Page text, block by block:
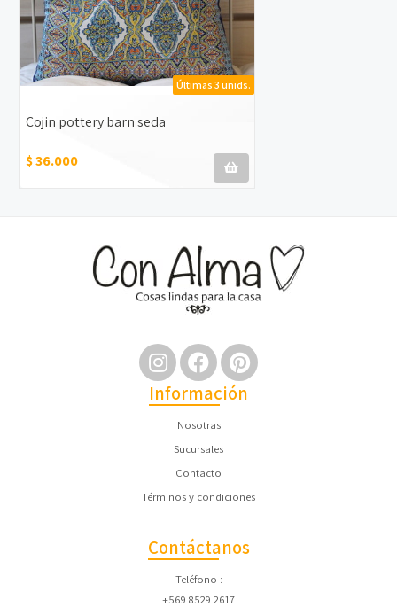
Últimas 3 unids.
Cojin pottery barn seda
$ 36.000
Información
Nosotras
Sucursales
Contacto
Términos y condiciones
Contáctanos
Teléfono
+569 8529 2617